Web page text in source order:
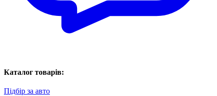
Каталог товарів:
Підбір за авто